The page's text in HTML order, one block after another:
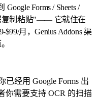
Forms / Sheets /
复制粘贴"—— 它就住在
月，Genius Addons 渠
已经用 Google Forms 出
你需要支持 OCR 的扫描